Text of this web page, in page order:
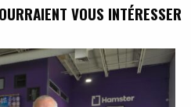
VOUS INTÉRESSER